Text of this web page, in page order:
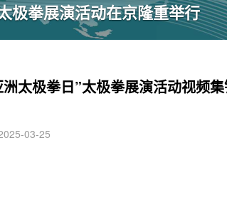
极拳展演活动在京隆重举行
太极拳日”太极拳展演活动视频
03-25